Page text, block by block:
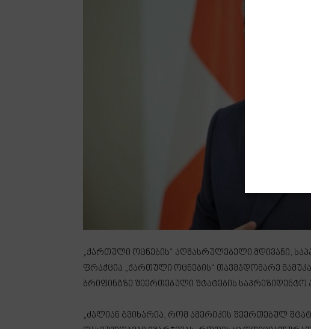
„ქართული ოცნების“ აღმასრულებელი მდივანი,
ფრაქცია „ქართული ოცნების“ თავმჯდომარე
ბრიფინგზე შეერთებული შტატების საპრეზიდენტო
„ძალიან გვიხარია, რომ ამერიკის შეერთებულ